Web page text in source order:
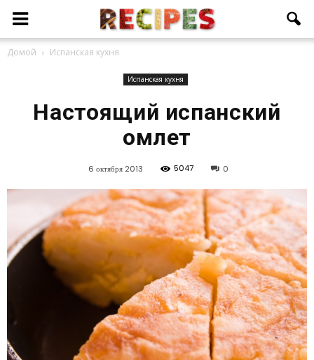
Домой Испанская кухня
Испанская кухня
Настоящий испанский
омлет
6 октября 2013 5047 0